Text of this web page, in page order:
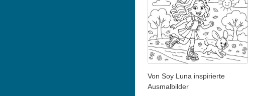
Von Soy Luna inspirierte
Ausmalbilder